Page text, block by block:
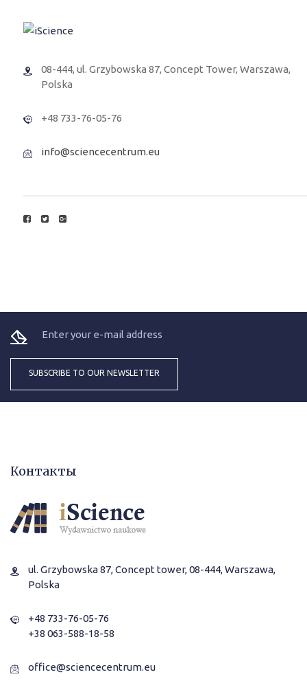
08-444, ul. Grzybowska 87, Concept Tower, Warszawa,
Polska
+48 733-76-05-76
info@sciencecentrum.eu
Контакты
ul. Grzybowska 87, Concept tower, 08-444, Warszawa,
Polska
+48 733-76-05-76
+38 063-588-18-58
office@sciencecentrum.eu